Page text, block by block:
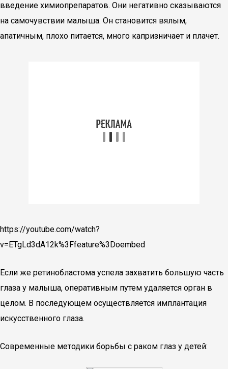
введение химиопрепаратов. Они негативно сказываются
на самочувствии малыша. Он становится вялым,
апатичным, плохо питается, много капризничает и плачет.
https://youtube.com/watch?
v=ETgLd3dA12k%3Ffeature%3Doembed
Если же ретинобластома успела захватить большую часть
глаза у малыша, оперативным путем удаляется орган в
целом. В последующем осуществляется имплантация
искусственного глаза.
Современные методики борьбы с раком глаз у детей: